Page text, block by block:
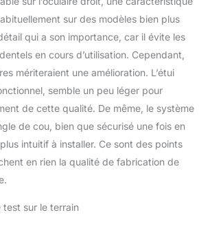
sur des modèles bien plus
qui a son importance, car il évite les
en cours d’utilisation. Cependant,
mériteraient une amélioration. L’étui
semble un peu léger pour
de cette qualité. De même, le système
de cou, bien que sécurisé une fois en
intuitif à installer. Ce sont des points
en rien la qualité de fabrication de
test sur le terrain